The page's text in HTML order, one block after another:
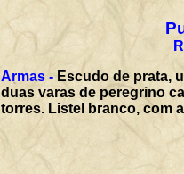
Armas - Escudo de prata,
duas varas de peregrino
torres. Listel branco, com